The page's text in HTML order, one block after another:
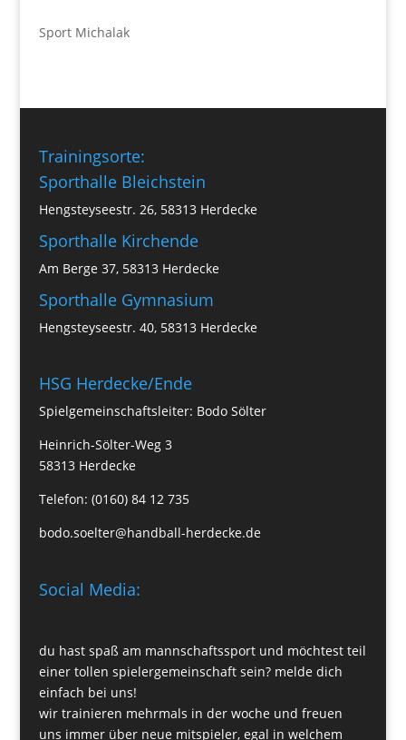
Sport Michalak
Trainingsorte:
Sporthalle Bleichstein
Hengsteyseestr. 26, 58313 Herdecke
Sporthalle Kirchende
Am Berge 37, 58313 Herdecke
Sporthalle Gymnasium
Hengsteyseestr. 40, 58313 Herdecke
HSG Herdecke/Ende
Spielgemeinschaftsleiter: Bodo Sölter
Heinrich-Sölter-Weg 3
58313 Herdecke
Telefon: (0160) 84 12 735
bodo.soelter@handball-herdecke.de
Social Media:
du hast spaß am mannschaftssport und möchtest teil
einer tollen spielergemeinschaft sein? melde dich
einfach bei uns!
wir trainieren mehrmals in der woche und freuen
uns immer über neue mitspieler, egal in welchem